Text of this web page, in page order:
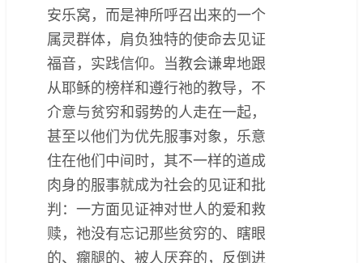
安乐窝，而是神所呼召出来的一个
属灵群体，肩负独特的使命去见证
福音，实践信仰。当教会谦卑地跟
从耶稣的榜样和遵行祂的教导，不
介意与贫穷和弱势的人走在一起，
甚至以他们为优先服事对象，乐意
住在他们中间时，其不一样的道成
肉身的服事就成为社会的见证和批
判：一方面见证神对世人的爱和救
赎，祂没有忘记那些贫穷的、瞎眼
的、瘸腿的、被人厌弃的，反倒进